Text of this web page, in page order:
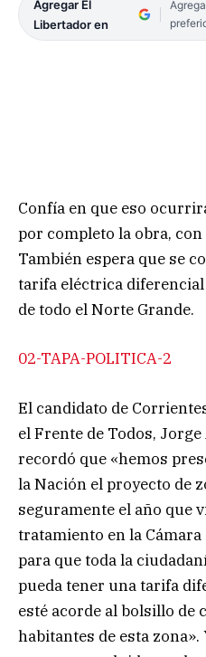
Agregar El
Libertador en
Confía en que eso
por completo la obra, con
También espera que se
tarifa eléctrica diferencial
de todo el Norte Grande.
02-TAPA-POLITICA-2
El candidato de
el Frente de Todos,
recordó que «hemos
la Nación el proyecto de
seguramente el año que
tratamiento en la Cámara
para que toda la
pueda tener una tarifa
esté acorde al bolsillo de
habitantes de esta zona».